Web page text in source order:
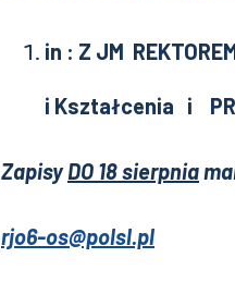
in : Z JM
i Kształcenia i
ZapisyDO 18 sierpnia
rjo6-os@polsl.pl